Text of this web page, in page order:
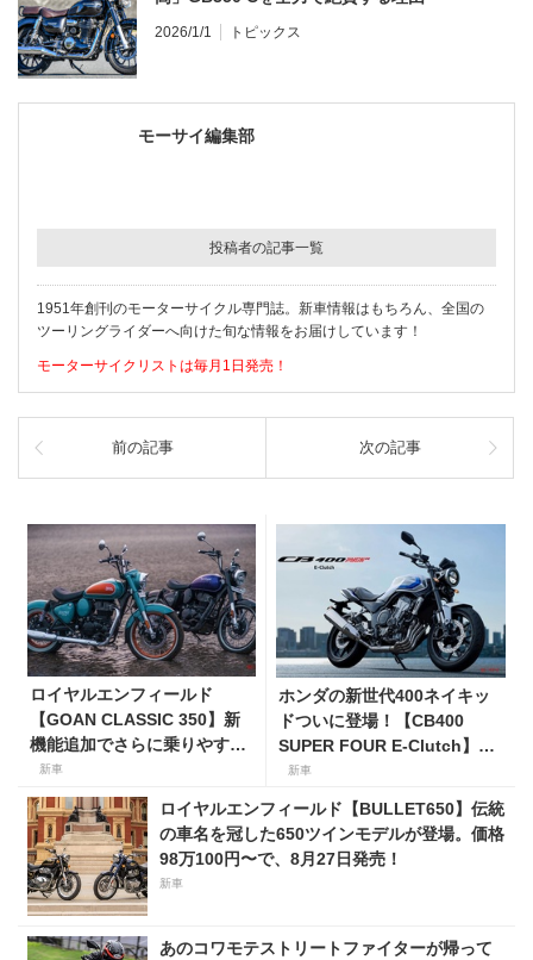
2026/1/1 トピックス
モーサイ編集部
投稿者の記事一覧
1951年創刊のモーターサイクル専門誌。新車情報はもちろん、全国の
ツーリングライダーへ向けた旬な情報をお届けしています！
モーターサイクリストは毎月1日発売！
前の記事 次の記事
ロイヤルエンフィールド
【GOAN CLASSIC 350】新
機能追加でさらに乗りやすく
なった2026年モデルは、価格
80万800円〜で7月31日発
売！
新車
ホンダの新世代400ネイキッ
ドついに登場！【CB400
SUPER FOUR E-Clutch】8
月21日に発売！ 価格99万
新車
ロイヤルエンフィールド【BULLET650】伝統
の車名を冠した650ツインモデルが登場。価格
98万100円〜で、8月27日発売！
新車
あのコワモテストリートファイターが帰って